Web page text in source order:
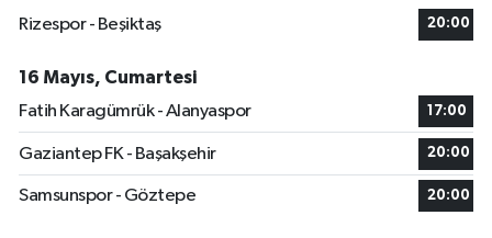
Rizespor - Beşiktaş
20:00
16 Mayıs, Cumartesi
Fatih Karagümrük - Alanyaspor
17:00
Gaziantep FK - Başakşehir 20:00
Samsunspor - Göztepe 20:00